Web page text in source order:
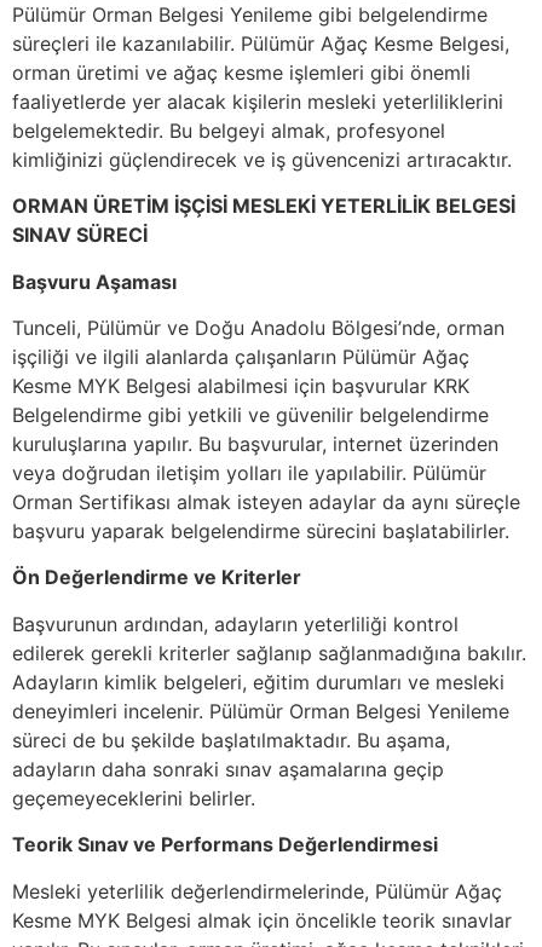
Pülümür Orman Belgesi Yenileme gibi belgelendirme
süreçleri ile kazanılabilir. Pülümür Ağaç Kesme Belgesi,
orman üretimi ve ağaç kesme işlemleri gibi önemli
faaliyetlerde yer alacak kişilerin mesleki yeterliliklerini
belgelemektedir. Bu belgeyi almak, profesyonel
kimliğinizi güçlendirecek ve iş güvencenizi artıracaktır.
ORMAN ÜRETİM İŞÇİSİ MESLEKİ YETERLİLİK BELGESİ
SINAV SÜRECİ
Başvuru Aşaması
Tunceli, Pülümür ve Doğu Anadolu Bölgesi’nde, orman
işçiliği ve ilgili alanlarda çalışanların Pülümür Ağaç
Kesme MYK Belgesi alabilmesi için başvurular KRK
Belgelendirme gibi yetkili ve güvenilir belgelendirme
kuruluşlarına yapılır. Bu başvurular, internet üzerinden
veya doğrudan iletişim yolları ile yapılabilir. Pülümür
Orman Sertifikası almak isteyen adaylar da aynı süreçle
başvuru yaparak belgelendirme sürecini başlatabilirler.
Ön Değerlendirme ve Kriterler
Başvurunun ardından, adayların yeterliliği kontrol
edilerek gerekli kriterler sağlanıp sağlanmadığına bakılır.
Adayların kimlik belgeleri, eğitim durumları ve mesleki
deneyimleri incelenir. Pülümür Orman Belgesi Yenileme
süreci de bu şekilde başlatılmaktadır. Bu aşama,
adayların daha sonraki sınav aşamalarına geçip
geçemeyeceklerini belirler.
Teorik Sınav ve Performans Değerlendirmesi
Mesleki yeterlilik değerlendirmelerinde, Pülümür Ağaç
Kesme MYK Belgesi almak için öncelikle teorik sınavlar